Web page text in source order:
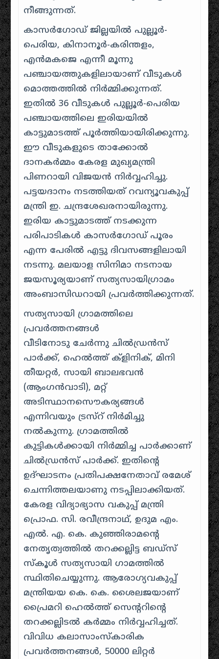
നീങ്ങുന്നത്.
കാസർഗോഡ് ജില്ലയിൽ പുല്ലൂർ-
പെരിയ, കിനാനൂർ-കരിന്തളം,
എൻമകജെ എന്നീ മൂന്നു
പഞ്ചായത്തുകളിലായാണ് വീടുകൾ
മൊത്തത്തിൽ നിർമ്മിക്കുന്നത്.
ഇതിൽ 36 വീടുകൾ പുല്ലൂർ-പെരിയ
പഞ്ചായത്തിലെ ഇരിയയിൽ
കാട്ടുമാടത്ത് പൂർത്തിയായിരിക്കുന്നു.
ഈ വീടുകളുടെ താക്കോൽ
ദാനകർമ്മം കേരള മുഖ്യമന്ത്രി
പിണറായി വിജയൻ നിർവ്വഹിച്ചു.
പട്ടയദാനം നടത്തിയത് റവന്യൂവകുപ്പ്
മന്ത്രി ഇ. ചന്ദ്രശേഖരനായിരുന്നു.
ഇരിയ കാട്ടുമാടത്ത് നടക്കുന്ന
പരിപാടികൾ കാസർഗോഡ് പൂരം
എന്ന പേരിൽ എട്ടു ദിവസങ്ങളിലായി
നടന്നു. മലയാള സിനിമാ നടനായ
ജയസൂര്യയാണ് സത്യസായിഗ്രാമം
അംബാസിഡറായി പ്രവർത്തിക്കുന്നത്.
സത്യസായി ഗ്രാമത്തിലെ
പ്രവർത്തനങ്ങൾ
വീടിനോടു ചേർന്നു ചിൽഡ്രൻസ്
പാർക്ക്, ഹെൽത്ത് ക്ളിനിക്, മിനി
തീയറ്റർ, സായി ബാലഭവൻ
(ആംഗൻവാടി), മറ്റ്
അടിസ്ഥാനസൌകര്യങ്ങൾ
എന്നിവയും ട്രസ്റ് നിർമിച്ചു
നൽകുന്നു. ഗ്രാമത്തിൽ
കുട്ടികൾക്കായി നിർമ്മിച്ച പാർക്കാണ്
ചിൽഡ്രൻസ് പാർക്ക്. ഇതിന്റെ
ഉദ്ഘാടനം പ്രതിപക്ഷനേതാവ് രമേശ്
ചെന്നിത്തലയാണു നടപ്പിലാക്കിയത്.
കേരള വിദ്യാഭ്യാസ വകുപ്പ് മന്ത്രി
പ്രൊഫ. സി. രവീന്ദ്രനാഥ്, ഉദുമ എം.
എൽ. എ. കെ. കുഞ്ഞിരാമന്റെ
നേതൃത്വത്തിൽ തറക്കല്ലിട്ട ബഡ്സ്
സ്കൂൾ സത്യസായി ഗാമത്തിൽ
സ്ഥിതിചെയ്യുന്നു. ആരോഗ്യവകുപ്പ്
മന്ത്രിയയ കെ. കെ. ശൈലജയാണ്
പ്രൈമറി ഹെൽത്ത് സെന്ററിന്റെ
തറക്കല്ലിടൽ കർമ്മം നിർവ്വഹിച്ചത്.
വിവിധ കലാസാംസ്കാരിക
പ്രവർത്തനങ്ങൾ, 50000 ലിറ്റർ